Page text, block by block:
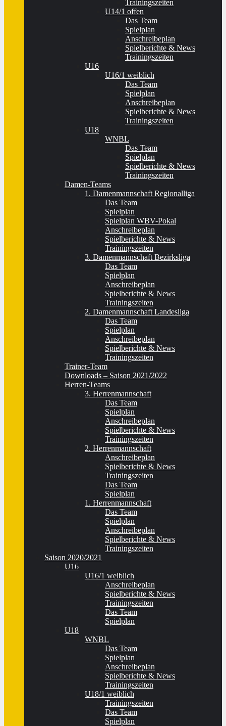
Trainingszeiten
U14/1 offen
Das Team
Spielplan
Anschreibeplan
Spielberichte & News
Trainingszeiten
U16
U16/1 weiblich
Das Team
Spielplan
Anschreibeplan
Spielberichte & News
Trainingszeiten
U18
WNBL
Das Team
Spielplan
Spielberichte & News
Trainingszeiten
Damen-Teams
1. Damenmannschaft Regionalliga
Das Team
Spielplan
Spielplan WBV-Pokal
Anschreibeplan
Spielberichte & News
Trainingszeiten
3. Damenmannschaft Bezirksliga
Das Team
Spielplan
Anschreibeplan
Spielberichte & News
Trainingszeiten
2. Damenmannschaft Landesliga
Das Team
Spielplan
Anschreibeplan
Spielberichte & News
Trainingszeiten
Trainer-Team
Downloads – Saison 2021/2022
Herren-Teams
3. Herrenmannschaft
Das Team
Spielplan
Anschreibeplan
Spielberichte & News
Trainingszeiten
2. Herrenmannschaft
Anschreibeplan
Spielberichte & News
Trainingszeiten
Das Team
Spielplan
1. Herrenmannschaft
Das Team
Spielplan
Anschreibeplan
Spielberichte & News
Trainingszeiten
Saison 2020/2021
U16
U16/1 weiblich
Anschreibeplan
Spielberichte & News
Trainingszeiten
Das Team
Spielplan
U18
WNBL
Das Team
Spielplan
Anschreibeplan
Spielberichte & News
Trainingszeiten
U18/1 weiblich
Trainingszeiten
Das Team
Spielplan